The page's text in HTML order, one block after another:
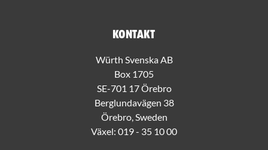
Kontakt
Würth Svenska AB
Box 1705
SE-701 17 Örebro
Berglundavägen 38
Örebro, Sweden
Växel: 019 - 35 10 00